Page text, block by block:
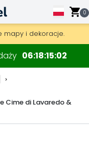
0
powyżej 345 zł.
mapy i dekoracje.
i akcesoria.
06181500
Cime di Lavaredo &